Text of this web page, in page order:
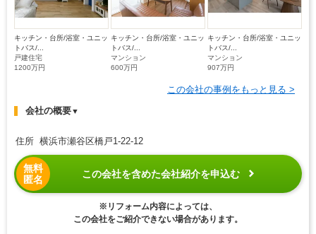
キッチン・台所/浴室・ユニッ
トバス/...
戸建住宅
1200万円
キッチン・台所/浴室・ユニッ
トバス/...
マンション
600万円
キッチン・台所/浴室・ユニッ
トバス/...
マンション
907万円
この会社の事例をもっと見る >
会社の概要▼
住所 横浜市瀬谷区橋戸1-22-12
無料
匿名
この会社を含めた会社紹介を申込む
※リフォーム内容によっては、
この会社をご紹介できない場合があります。